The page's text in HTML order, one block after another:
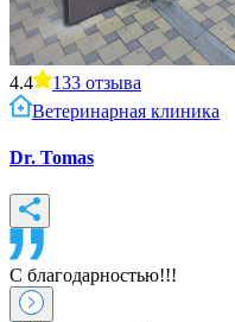
4.4 133 отзыва
Ветеринарная клиника
Dr. Tomas
С благодарностью!!!